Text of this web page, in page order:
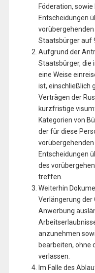
Föderation,
Entscheidungen
Staatsbürger auf
Aufgrund der
Staatsbürger, die
eine Weise
ist, einschließlich
Verträgen der
kurzfristige
Kategorien von
der für diese
Entscheidungen
des
treffen.
Weiterhin
Verlängerung der
Anwerbung
anzunehmen
bearbeiten, ohne
verlassen.
Im Falle des